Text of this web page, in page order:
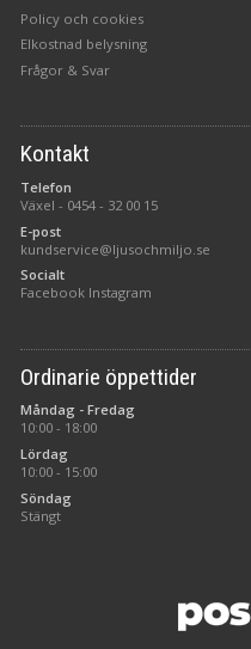
Policy och cookies
Elkostnad belysning
Frågor & Svar
Kontakt
Telefon
Växel - 0454 - 32 00 15
E-post
kundservice@ljusochmiljo.se
Socialt
Facebook Instagram
Ordinarie öppettider
Måndag - Fredag
10:00 - 18:00
Lördag
10:00 - 15:00
Söndag
Stängt